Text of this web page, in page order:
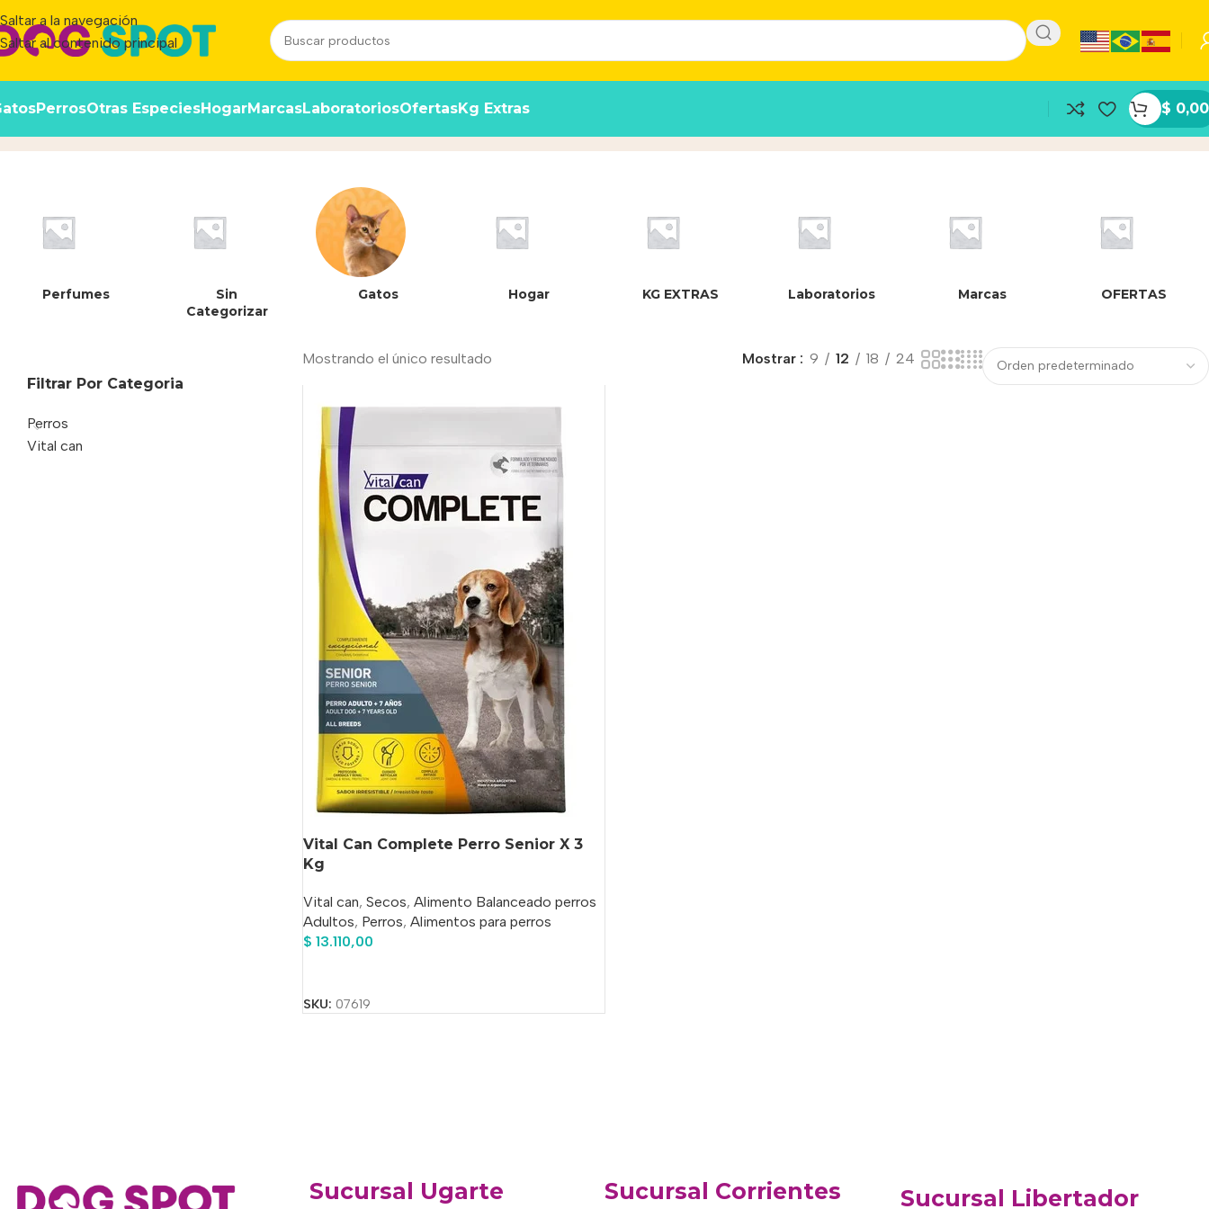
Saltar a la navegación
Saltar al contenido principal
PerrosOtras EspeciesHogarMarcasLaboratoriosOfertasKg Extras $ 0,00
7798098847913
Perfumes
Sin
Categorizar
Gatos Hogar KG EXTRAS Laboratorios Marcas OFERTAS
Filtrar Por Categoria
Perros
Vital can
Mostrando el único resultado Mostrar 9 12 18 24
Vital Can Complete Perro Senior X 3
Kg
Vital can, Secos, Alimento Balanceado perros
Adultos, Perros, Alimentos para perros
$ 13.110,00
SKU: 07619
Sucursal Ugarte Sucursal Corrientes Sucursal Libertador